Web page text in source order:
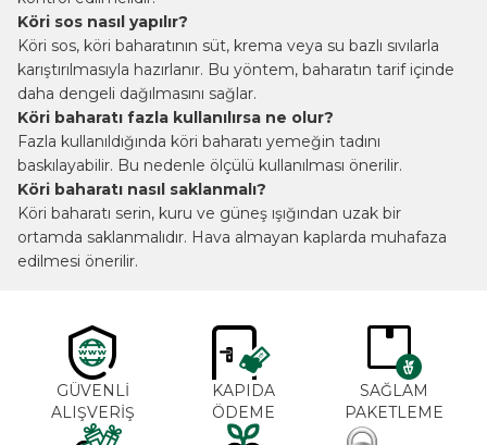
Köri sos nasıl yapılır?
Köri sos, köri baharatının süt, krema veya su bazlı sıvılarla
karıştırılmasıyla hazırlanır. Bu yöntem, baharatın tarif içinde
daha dengeli dağılmasını sağlar.
Köri baharatı fazla kullanılırsa ne olur?
Fazla kullanıldığında köri baharatı yemeğin tadını
baskılayabilir. Bu nedenle ölçülü kullanılması önerilir.
Köri baharatı nasıl saklanmalı?
Köri baharatı serin, kuru ve güneş ışığından uzak bir
ortamda saklanmalıdır. Hava almayan kaplarda muhafaza
edilmesi önerilir.
GÜVENLİ
ALIŞVERİŞ
KAPIDA
ÖDEME
SAĞLAM
PAKETLEME